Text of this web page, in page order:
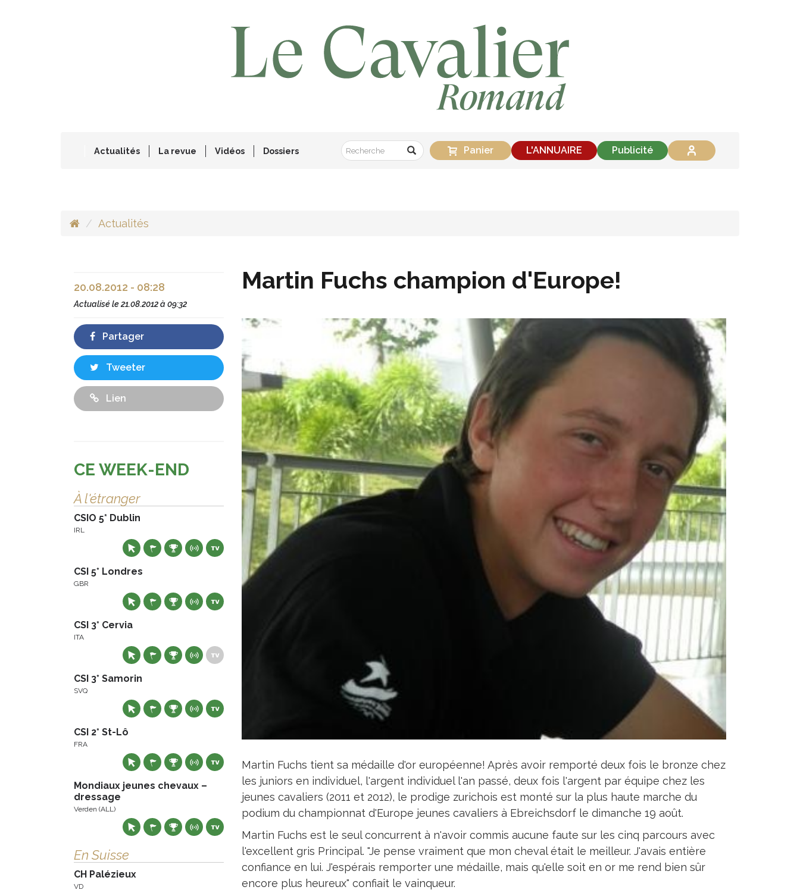
Actualités La revue Vidéos Dossiers Panier L'ANNUAIRE Publicité
Actualités
Martin Fuchs champion d'Europe!
Martin Fuchs tient sa médaille d'or européenne! Après avoir remporté deux fois le bronze chez
les juniors en individuel, l'argent individuel l'an passé, deux fois l'argent par équipe chez les
jeunes cavaliers (2011 et 2012), le prodige zurichois est monté sur la plus haute marche du
podium du championnat d'Europe jeunes cavaliers à Ebreichsdorf le dimanche 19 août.
Martin Fuchs est le seul concurrent à n'avoir commis aucune faute sur les cinq parcours avec
l'excellent gris Principal. "Je pense vraiment que mon cheval était le meilleur. J'avais entière
confiance en lui. J'espérais remporter une médaille, mais qu'elle soit en or me rend bien sûr
encore plus heureux" confiait le vainqueur.
20.08.2012 - 08:28
Actualisé le21.08.2012 à 09:32
Partager
Tweeter
Lien
CE WEEK-END
À l'étranger
CSIO 5* Dublin
IRL
CSI 5* Londres
GBR
CSI 3* Cervia
ITA
CSI 3* Samorin
SVQ
CSI 2* St-Lô
FRA
Mondiaux jeunes chevaux –
dressage
Verden (ALL)
En Suisse
CH Palézieux
VD